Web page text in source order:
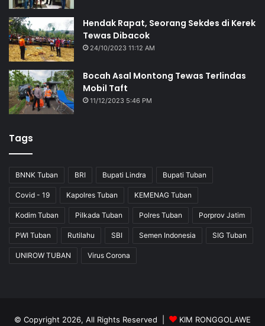
Hendak Rapat, Seorang Sekdes di Kerek
Tewas Dibacok
24/10/2023 11:12 AM
Bocah Asal Montong Tewas Terlindas
Mobil Taft
11/12/2023 5:46 PM
Tags
BNNK Tuban BRI Bupati Lindra Bupati Tuban
Covid - 19 Kapolres Tuban KEMENAG Tuban
Kodim Tuban Pilkada Tuban Polres Tuban Porprov Jatim
PWI Tuban Rutilahu SBI Semen Indonesia SIG Tuban
UNIROW TUBAN Virus Corona
© Copyright 2026, All Rights Reserved | KIM RONGGOLAWE